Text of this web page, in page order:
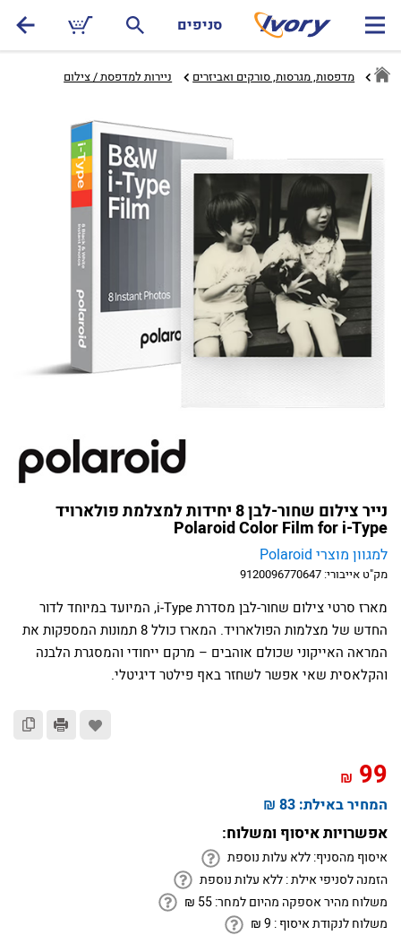
סניפים
מדפסות, מגרסות, סורקים ואביזרים ניירות למדפסת / צילום‏
נייר צילום שחור-לבן 8 יחידות למצלמת פולארויד
Polaroid Color Film for i-Type
למגוון מוצרי Polaroid
מק"ט אייבורי: 9120096770647
מארז סרטי צילום שחור-לבן מסדרת i-Type, המיועד במיוחד לדור
החדש של מצלמות הפולארויד. המארז כולל 8 תמונות המספקות את
המראה האייקוני שכולם אוהבים – מרקם ייחודי והמסגרת הלבנה
והקלאסית שאי אפשר לשחזר באף פילטר דיגיטלי.
₪
99
₪
המחיר באילת: 83 ₪
אפשרויות איסוף ומשלוח:
איסוף מהסניף:ללא עלות נוספת
הזמנה לסניפי אילת :ללא עלות נוספת
משלוח מהיר אספקה מהיום למחר:
₪ 55
משלוח לנקודת איסוף :
₪9